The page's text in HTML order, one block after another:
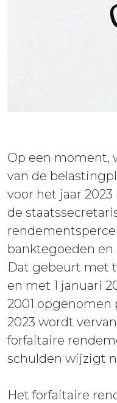
Op een moment,
van de
voor het jaar
de
banktegoeden
Dat gebeurt met
en met 1 januari
2001 opgenomen
2023 wordt
forfaitaire
schulden wijzigt
Het forfaitaire